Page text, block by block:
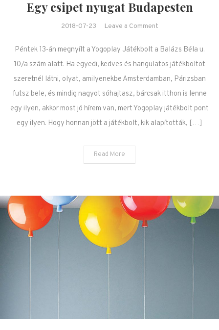
Egy csipet nyugat Budapesten
2018-07-23 Leave a Comment
Péntek 13-án megnyílt a Yogoplay Játékbolt a Balázs Béla u.
10/a szám alatt. Ha egyedi, kedves és hangulatos játékboltot
szeretnél látni, olyat, amilyenekbe Amsterdamban, Párizsban
futsz bele, és mindig nagyot sóhajtasz, bárcsak itthon is lenne
egy ilyen, akkor most jó hírem van, mert Yogoplay játékbolt pont
egy ilyen. Hogy honnan jött a játékbolt, kik alapították, […]
Read More